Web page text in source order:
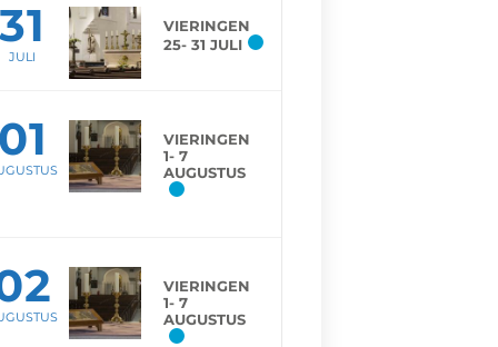
31
JULI
VIERINGEN
25- 31 JULI
VIERINGEN
1- 7
AUGUSTUS
VIERINGEN
1- 7
AUGUSTUS